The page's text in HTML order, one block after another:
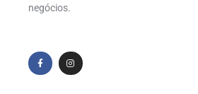
negócios.